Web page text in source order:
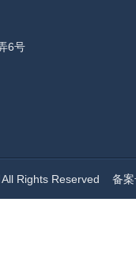
6号
All Rights Reserved 备